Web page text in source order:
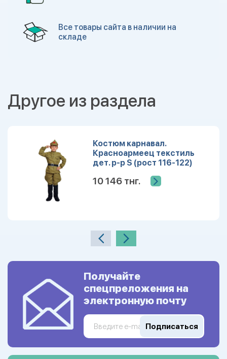
Все товары сайта в наличии на
складе
Другое из раздела
Костюм карнавал.
Красноармеец текстиль
дет. р-р S (рост 116-122)
10 146 тнг.
Получайте
спецпреложения на
электронную почту
Подписаться